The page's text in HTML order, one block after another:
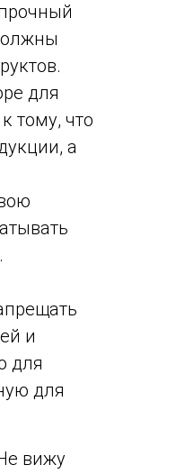
для
тому, что
а
и
для
для
вижу